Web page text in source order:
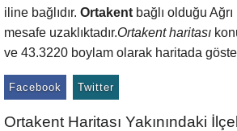
iline bağlıdır. Ortakent bağlı olduğu
mesafe uzaklıktadır.Ortakent haritası
ve 43.3220 boylam olarak haritada
Facebook Twitter
Ortakent Haritası Yakınındaki